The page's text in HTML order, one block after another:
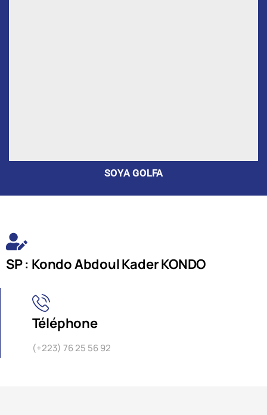
SOYA GOLFA
SP : Kondo Abdoul Kader KONDO
Téléphone
(+223) 76 25 56 92